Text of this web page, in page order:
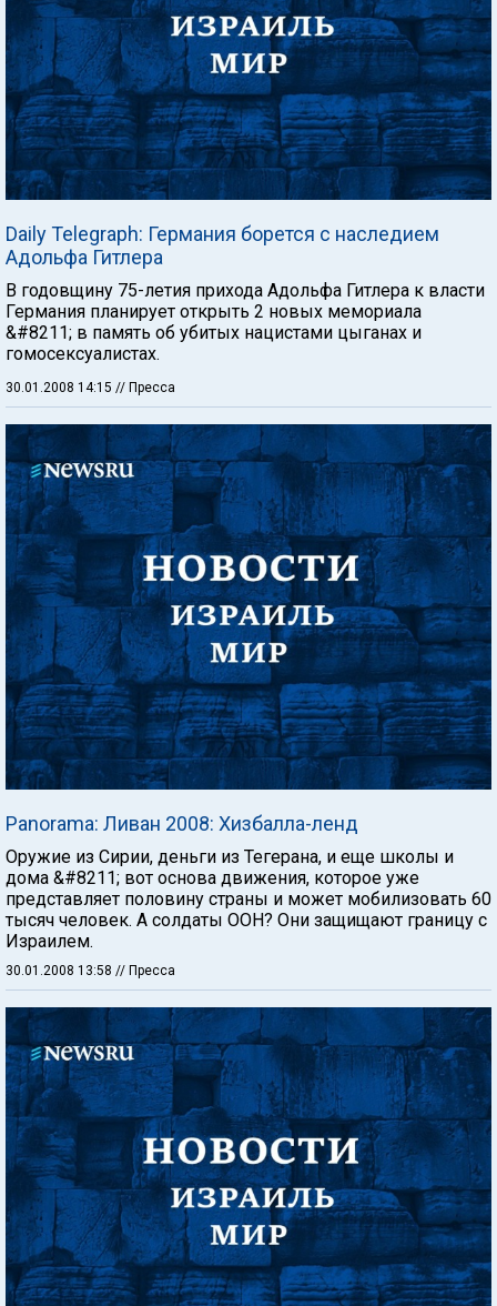
Daily Telegraph: Германия борется с наследием
Адольфа Гитлера
В годовщину 75-летия прихода Адольфа Гитлера к власти
Германия планирует открыть 2 новых мемориала
&#8211; в память об убитых нацистами цыганах и
гомосексуалистах.
30.01.2008 14:15 // Пресса
Panorama: Ливан 2008: Хизбалла-ленд
Оружие из Сирии, деньги из Тегерана, и еще школы и
дома &#8211; вот основа движения, которое уже
представляет половину страны и может мобилизовать 60
тысяч человек. А солдаты ООН? Они защищают границу с
Израилем.
30.01.2008 13:58 // Пресса